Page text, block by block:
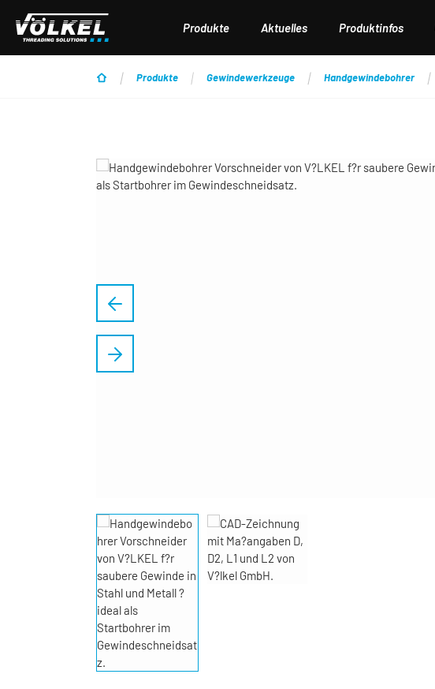
Hauptinhalt springen
Zur Suche springen
Zur Hauptnavigation springen
Produkte Aktuelles Produktinfos
Produkte Gewindewerkzeuge Handgewindebohrer
Bildergalerie überspringen